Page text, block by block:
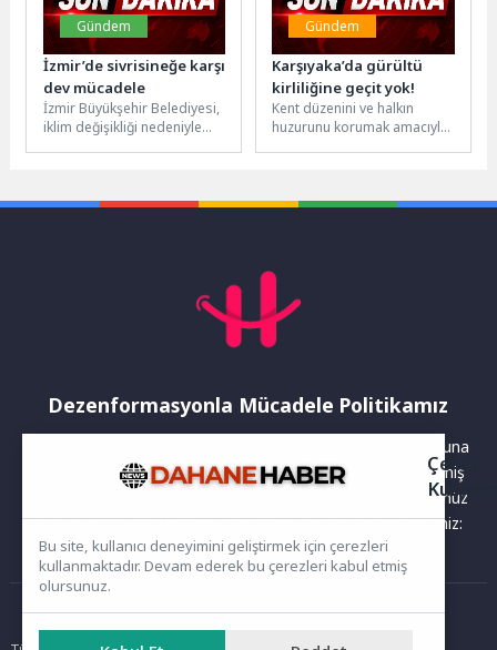
Gündem
İzmir’de sivrisineğe karşı
dev mücadele
İzmir Büyükşehir Belediyesi,
iklim değişikliği nedeniyle
Gündem
Karşıyaka’da gürültü
kirliliğine geçit yok!
Kent düzenini ve halkın
huzurunu korumak amacıyla
Dezenformasyonla Mücadele Politikamız
Yayınlanan haberler doğruluk ilkesi gözetilerek hazırlanır. Buna
rağmen bazı içeriklerde eksik, hatalı veya güncelliğini yitirmiş
bilgiler bulunabilir.Yanlış veya yanıltıcı olduğunu düşündüğünüz
haberleri aşağıdaki iletişim kanallarından bize bildirebilirsiniz:
Ana Sayfa
Çerez
Bu site, kullanıcı deneyimini geliştirmek için çerezleri
kullanmaktadır. Devam ederek bu çerezleri kabul etmiş
olursunuz.